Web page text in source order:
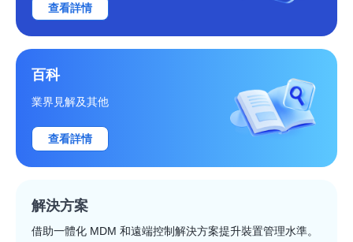
查看詳情
百科
業界見解及其他
查看詳情
解決方案
借助一體化 MDM 和遠端控制解決方案提升裝置管理水準。